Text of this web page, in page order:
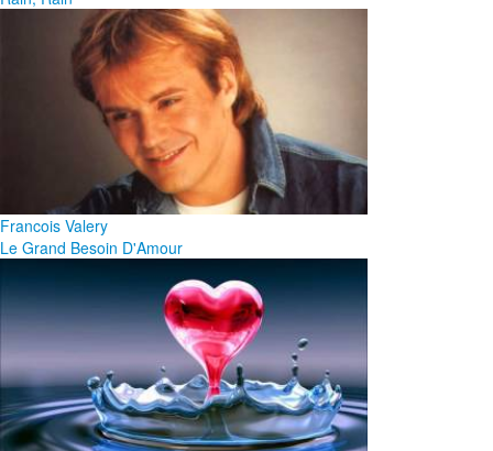
Francois Valery
Le Grand Besoin D'Amour